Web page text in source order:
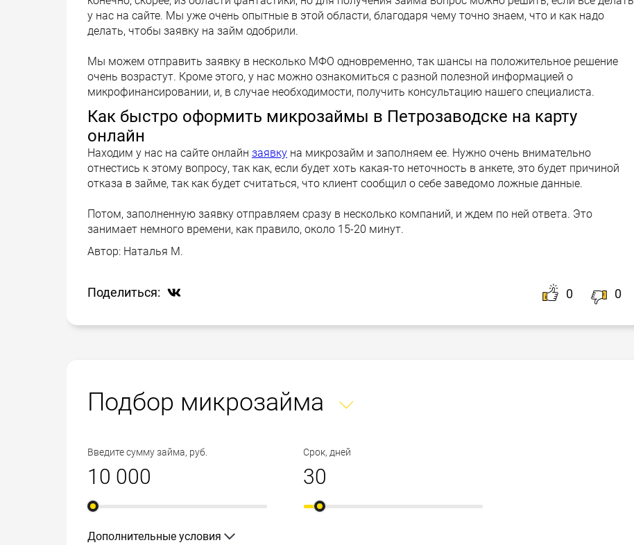
у нас на сайте. Мы уже очень опытные в этой области, благодаря чему точно знаем, что и как надо
делать, чтобы заявку на займ одобрили.
Мы можем отправить заявку в несколько МФО одновременно, так шансы на положительное решение
очень возрастут. Кроме этого, у нас можно ознакомиться с разной полезной информацией о
микрофинансировании, и, в случае необходимости, получить консультацию нашего специалиста.
Как быстро оформить микрозаймы в Петрозаводске на карту
онлайн
Находим у нас на сайте онлайн заявку на микрозайм и заполняем ее. Нужно очень внимательно
отнестись к этому вопросу, так как, если будет хоть какая-то неточность в анкете, это будет причиной
отказа в займе, так как будет считаться, что клиент сообщил о себе заведомо ложные данные.
Потом, заполненную заявку отправляем сразу в несколько компаний, и ждем по ней ответа. Это
занимает немного времени, как правило, около 15-20 минут.
Автор: Наталья М.
Поделиться: 0 0
Подбор микрозайма
Введите сумму займа, руб. Срок, дней
Дополнительные условия